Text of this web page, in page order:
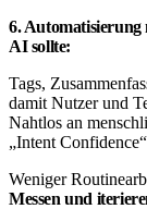
6. Automatisierung
AI sollte:
Tags,
damit Nutzer und
Nahtlos an
„Intent
Weniger
Messen und